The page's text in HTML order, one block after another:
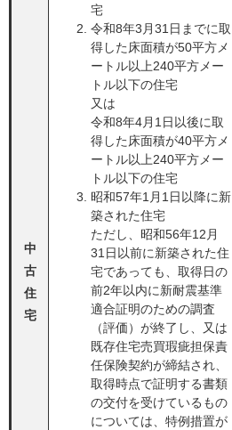
中
古
住
宅
宅
令和8年3月31日までに取
得した床面積が50平方メ
ートル以上240平方メー
トル以下の住宅
又は
令和8年4月1日以後に取
得した床面積が40平方メ
ートル以上240平方メー
トル以下の住宅
昭和57年1月1日以降に新
築された住宅
ただし、昭和56年12月
31日以前に新築された住
宅であっても、取得日の
前2年以内に新耐震基準
適合証明のための調査
（評価）が終了し、又は
既存住宅売買瑕疵担保責
任保険契約が締結され、
取得時点で証明する書類
の交付を受けているもの
については、特例措置が